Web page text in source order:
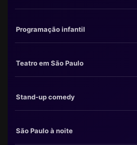
Programação infantil
Teatro em São Paulo
Stand-up comedy
São Paulo à noite